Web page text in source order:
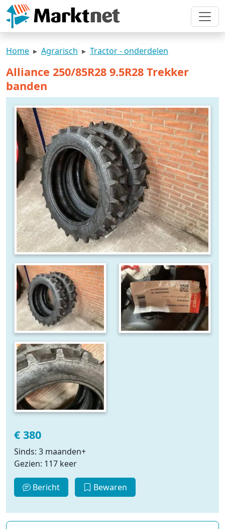
Home Agrarisch Tractor - onderdelen
Alliance 250/85R28 9.5R28 Trekker
banden
€ 380
Sinds: 3 maanden+
Gezien: 117 keer
Bericht Bewaren